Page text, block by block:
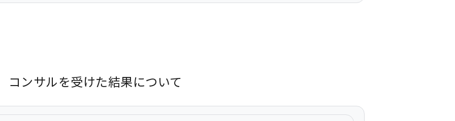
コンサルを受けた結果について